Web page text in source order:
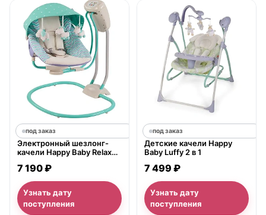
под заказ
Электронный шезлонг-
качели Happy Baby Relaxer
7 190 ₽
Узнать дату
поступления
под заказ
Детские качели Happy
Baby Luffy 2 в 1
7 499 ₽
Узнать дату
поступления